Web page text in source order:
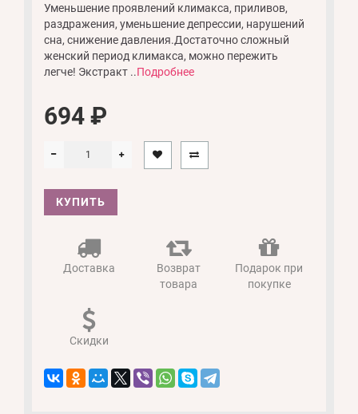
Уменьшение проявлений климакса, приливов,
раздражения, уменьшение депрессии, нарушений
сна, снижение давления.Достаточно сложный
женский период климакса, можно пережить
легче! Экстракт ..Подробнее
694 ₽
КУПИТЬ
Доставка
Возврат
товара
Подарок при
покупке
Скидки